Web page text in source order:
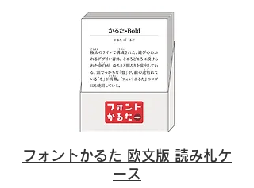
フォントかるた 欧文版 読み札ケ
ース